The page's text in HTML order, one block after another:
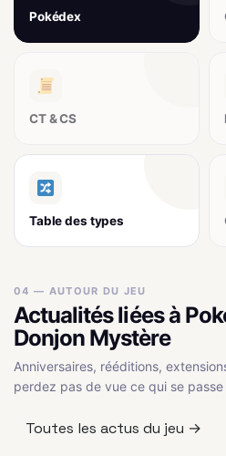
Pokédex
CT & CS
Table des types
04 — AUTOUR DU JEU
Actualités liées à
Donjon Mystère
Anniversaires, rééditions,
perdez pas de vue ce qui se
Toutes les actus du jeu →